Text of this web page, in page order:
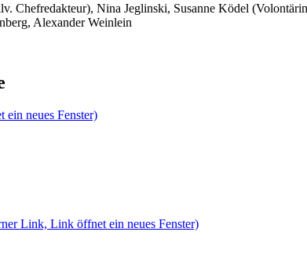
Chefredakteur), Nina Jeglinski, Susanne Ködel
Alexander Weinlein
neues Fenster)
Link, Link öffnet ein neues Fenster)